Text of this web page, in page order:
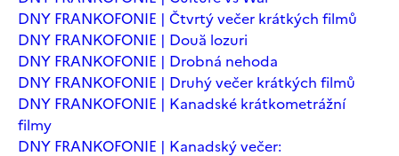
DNY FRANKOFONIE | Čtvrtý večer krátkých filmů
DNY FRANKOFONIE | Două lozuri
DNY FRANKOFONIE | Drobná nehoda
DNY FRANKOFONIE | Druhý večer krátkých filmů
DNY FRANKOFONIE | Kanadské krátkometrážní
filmy
DNY FRANKOFONIE | Kanadský večer: